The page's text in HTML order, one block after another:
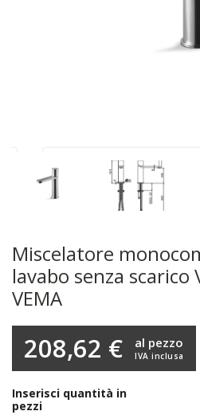
Miscelatore
lavabo senza scarico
VEMA
208,62 € IVA inclusa
al pezzo
Inserisci quantità in
pezzi